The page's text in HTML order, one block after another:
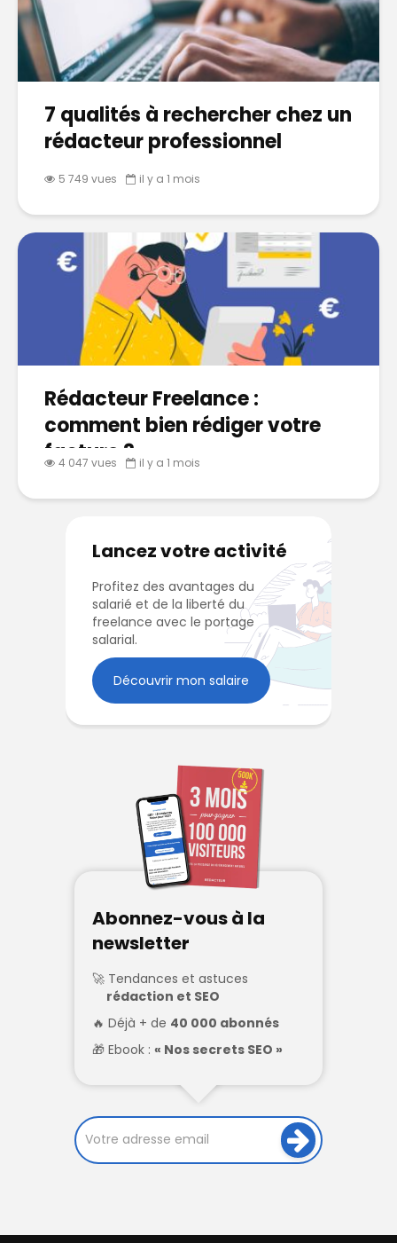
7 qualités à rechercher chez un
rédacteur professionnel
5 749 vues il y a 1 mois
Rédacteur Freelance :
comment bien rédiger votre
facture ?
4 047 vues il y a 1 mois
Lancez votre activité
Profitez des avantages du
salarié et de la liberté du
freelance avec le portage
salarial.
Découvrir mon salaire
Abonnez-vous à la
newsletter
Tendances et astuces
rédaction et SEO
Déjà + de 40 000 abonnés
Ebook : « Nos secrets SEO »